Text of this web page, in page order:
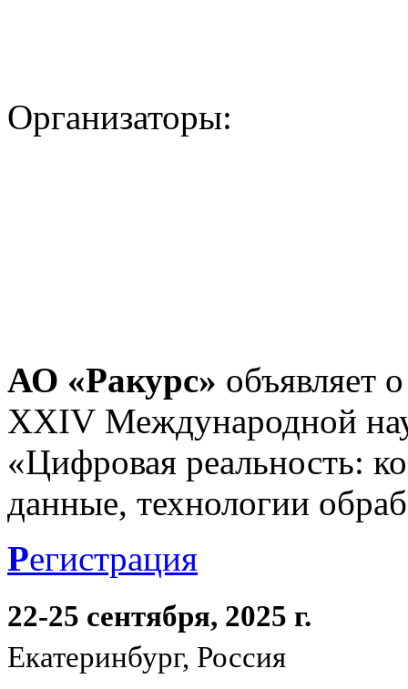
Организаторы:
АО «Ракурс» объявляет
XXIV Международной
«Цифровая реальность:
данные, технологии
Регистрация
22-25 сентября, 2025 г.
Екатеринбург, Россия